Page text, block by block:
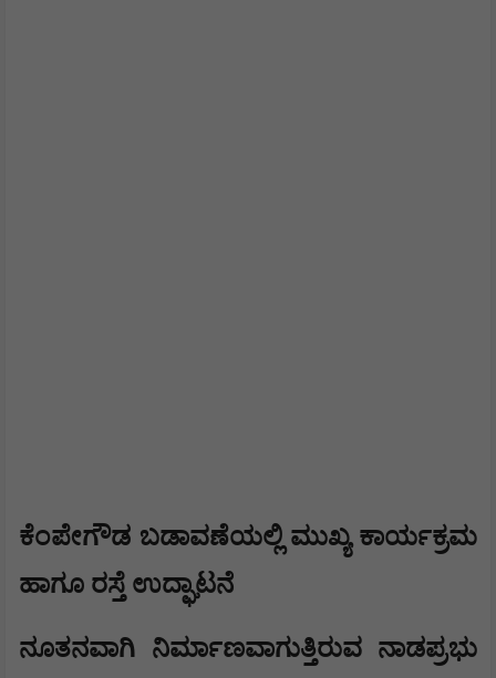
​ಕೆಂಪೇಗೌಡ ಬಡಾವಣೆಯಲ್ಲಿ ಮುಖ್ಯ ಕಾರ್ಯಕ್ರಮ
ಹಾಗೂ ರಸ್ತೆ ಉದ್ಘಾಟನೆ
​ನೂತನವಾಗಿ ನಿರ್ಮಾಣವಾಗುತ್ತಿರುವ ನಾಡಪ್ರಭು